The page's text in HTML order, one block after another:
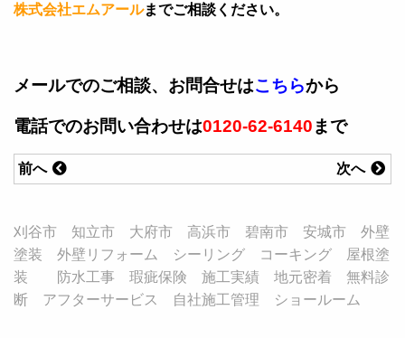
株式会社エムアールまでご相談ください。
メールでのご相談、お問合せはこちらから
電話でのお問い合わせは0120-62-6140まで
次へ
前へ
刈谷市 知立市 大府市 高浜市 碧南市 安城市 外壁
塗装 外壁リフォーム シーリング コーキング 屋根塗
装 防水工事 瑕疵保険 施工実績 地元密着 無料診
断 アフターサービス 自社施工管理 ショールーム